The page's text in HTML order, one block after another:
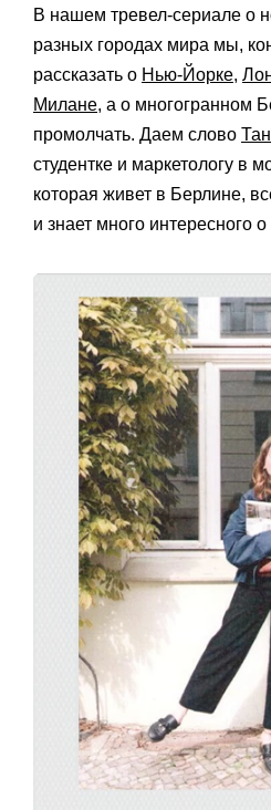
В нашем тревел-сериале о
разных городах мира мы,
рассказать о Нью-Йорке,
Милане, а о многогранном
промолчать. Даем слово
студентке и маркетологу в
которая живет в Берлине,
и знает много интересного о